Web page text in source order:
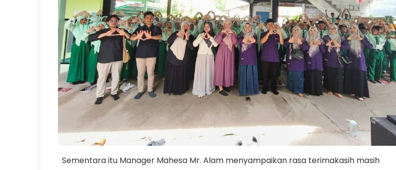
Sementara itu Manager Mahesa Mr. Alam menyampaikan rasa terimakasih masih